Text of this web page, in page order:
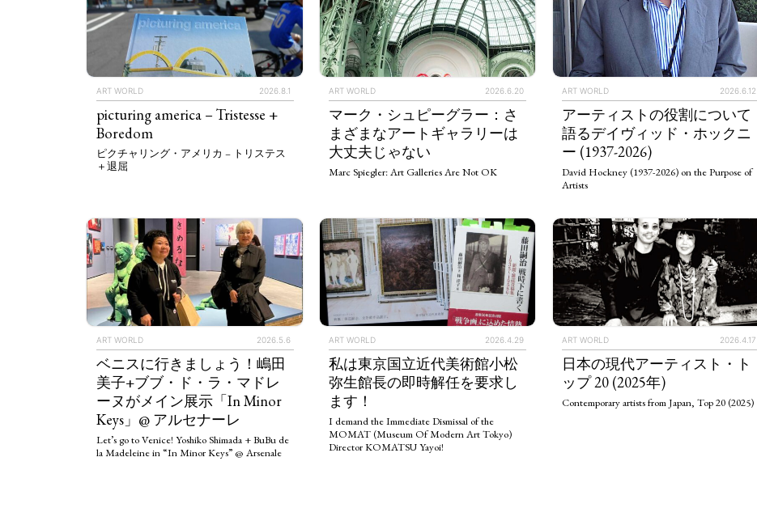
ART WORLD 2026.8.1
picturing america – Tristesse +
Boredom
ピクチャリング・アメリカ – トリステス
＋退屈
ART WORLD 2026.6.20
マーク・シュピーグラー：さ
まざまなアートギャラリーは
大丈夫じゃない
Marc Spiegler: Art Galleries Are Not OK
ART WORLD 2026.6.12
アーティストの役割について
語るデイヴィッド・ホックニ
ー (1937-2026)
David Hockney (1937-2026) on the Purpose of
Artists
ART WORLD 2026.5.6
ベニスに行きましょう！嶋田
美子+ブブ・ド・ラ・マドレ
ーヌがメイン展示「In Minor
Keys」@ アルセナーレ
Let’s go to Venice! Yoshiko Shimada + BuBu de
la Madeleine in “In Minor Keys” @ Arsenale
ART WORLD 2026.4.29
私は東京国立近代美術館小松
弥生館長の即時解任を要求し
ます！
I demand the Immediate Dismissal of the
MOMAT (Museum Of Modern Art Tokyo)
Director KOMATSU Yayoi!
ART WORLD 2026.4.17
日本の現代アーティスト・ト
ップ 20 (2025年)
Contemporary artists from Japan, Top 20 (2025)